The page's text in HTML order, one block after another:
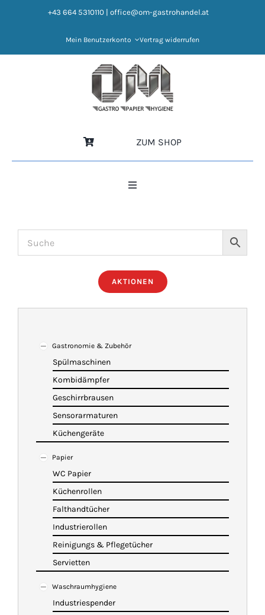
+43 664 5310110 office@om-gastrohandel.at
Mein Benutzerkonto Vertrag widerrufen
ZUM SHOP
Toggle
NEWS
ÜBER UNS
KATALOG
AKTIONEN
Gastronomie & Zubehör
Spülmaschinen
Kombidämpfer
Geschirrbrausen
Sensorarmaturen
Küchengeräte
Papier
WC Papier
Küchenrollen
Falthandtücher
Industrierollen
Reinigungs & Pflegetücher
Servietten
Waschraumhygiene
Industriespender